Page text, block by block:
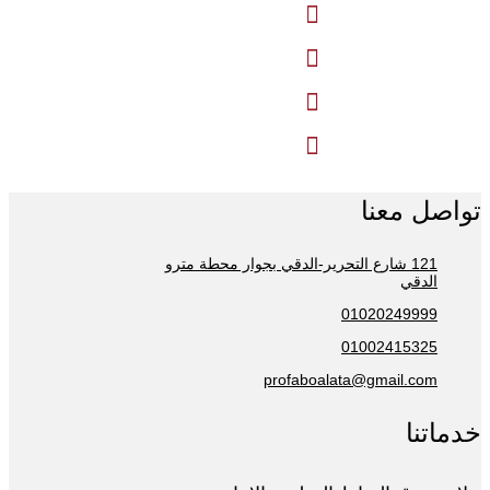




تواصل معنا
121 شارع التحرير-الدقي بجوار محطة مترو
الدقي
01020249999
01002415325
profaboalata@gmail.com
خدماتنا